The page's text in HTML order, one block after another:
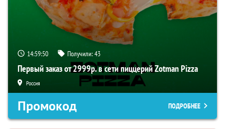
14:59:49 Получили:43
Первый заказ от 2999р. в сети пиццерий Zotman Pizza
Россия
Промокод ПОДРОБНЕЕ